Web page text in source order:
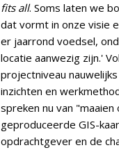
fits all. Soms laten we
dat vormt in onze visie
er jaarrond voedsel,
locatie aanwezig zijn.'
projectniveau
inzichten en
spreken nu van
geproduceerde GIS-
opdrachtgever en de